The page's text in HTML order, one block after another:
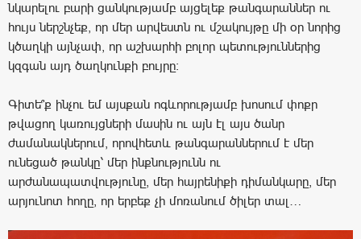
նկարելու բարի ցանկությամբ այցելեք թանգարաններ ու
հույս ներշնչեք, որ մեր արվեստն ու մշակույթը մի օր նորից
կծաղկի այնչափ, որ աշխարհի բոլոր պետություններից
կզգան այդ ծաղկունքի բույրը:
Գիտե՞ք ինչու եմ այսքան ոգևորությամբ խոսում փոքր
թվացող կառույցների մասին ու այն էլ այս ծանր
ժամանակներում, որովհետև թանգարաններում է մեր
ունեցած թանկը՝ մեր ինքնությունն ու
արժանապատվությունը, մեր հայրենիքի դիմանկարը, մեր
արյունոտ հողը, որ երբեք չի մոռանում ծիլեր տալ…